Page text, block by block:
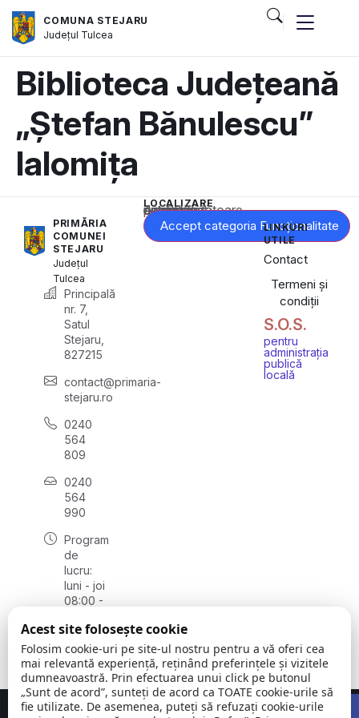
COMUNA STEJARU
Județul Tulcea
Biblioteca Județeană
„Ștefan Bănulescu”
Ialomița
PRIMĂRIA
COMUNEI
STEJARU
Județul
Tulcea
Principală
nr. 7,
Satul
Stejaru,
827215
contact@primaria-
stejaru.ro
0240
564
809
0240
564
990
Program
de
lucru:
luni - joi
08:00 -
vineri
08:00 -
14:00
LOCALIZARE
Acest conținut este blocat până când acceptați categoria corespunzătoare de cookie-uri.
Accept categoria Funcționalitate
LINKURI
UTILE
Contact
Termeni și
condiții
S.O.S.
pentru
administrația
publică
locală
Acest site folosește cookie
Folosim cookie-uri pe site-ul nostru pentru a vă oferi cea
mai relevantă experiență, reținând preferințele și vizitele
dumneavoastră. Prin efectuarea unui click pe butonul
„Sunt de acord”, sunteți de acord ca TOATE cookie-urile să
fie utilizate. De asemenea, puteți să refuzați cookie-urile